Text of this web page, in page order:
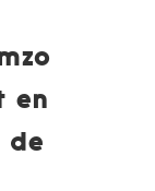
en
de